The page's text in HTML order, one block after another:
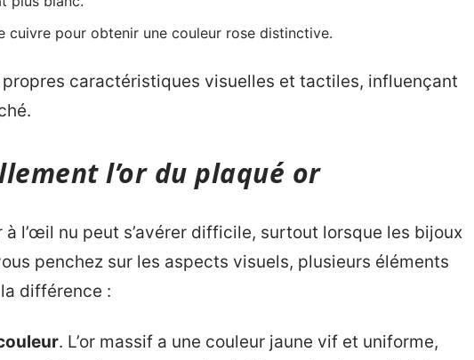
cuivre pour obtenir une couleur rose distinctive.
caractéristiques visuelles et tactiles, influençant
l’or du plaqué or
à l’œil nu peut s’avérer difficile, surtout lorsque les bijoux
penchez sur les aspects visuels, plusieurs éléments
différence :
. L’or massif a une couleur jaune vif et uniforme,